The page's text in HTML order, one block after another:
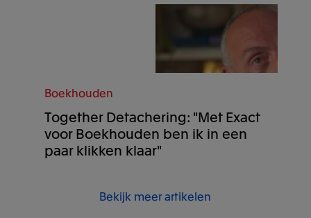
Boekhouden
Together Detachering: "Met Exact
voor Boekhouden ben ik in een
paar klikken klaar"
Bekijk meer artikelen